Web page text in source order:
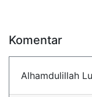
Komentar
Alhamdulillah